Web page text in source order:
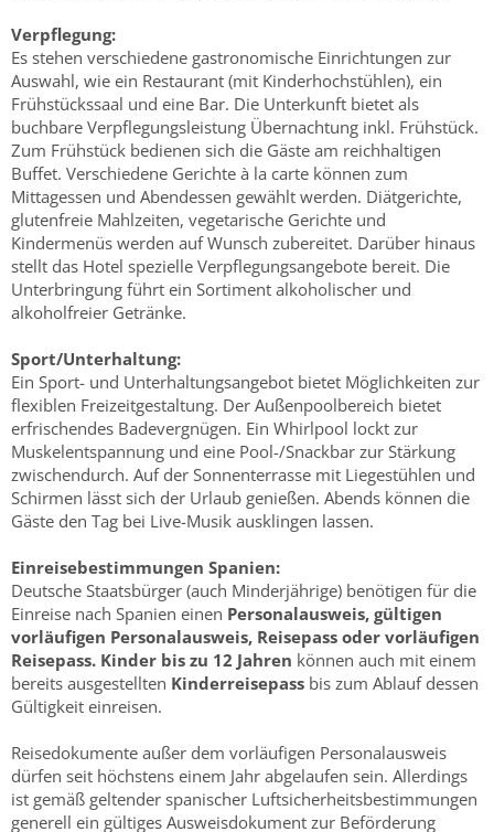
Verpflegung:
Es stehen verschiedene gastronomische Einrichtungen zur
Auswahl, wie ein Restaurant (mit Kinderhochstühlen), ein
Frühstückssaal und eine Bar. Die Unterkunft bietet als
buchbare Verpflegungsleistung Übernachtung inkl. Frühstück.
Zum Frühstück bedienen sich die Gäste am reichhaltigen
Buffet. Verschiedene Gerichte à la carte können zum
Mittagessen und Abendessen gewählt werden. Diätgerichte,
glutenfreie Mahlzeiten, vegetarische Gerichte und
Kindermenüs werden auf Wunsch zubereitet. Darüber hinaus
stellt das Hotel spezielle Verpflegungsangebote bereit. Die
Unterbringung führt ein Sortiment alkoholischer und
alkoholfreier Getränke.
Sport/Unterhaltung:
Ein Sport- und Unterhaltungsangebot bietet Möglichkeiten zur
flexiblen Freizeitgestaltung. Der Außenpoolbereich bietet
erfrischendes Badevergnügen. Ein Whirlpool lockt zur
Muskelentspannung und eine Pool-/Snackbar zur Stärkung
zwischendurch. Auf der Sonnenterrasse mit Liegestühlen und
Schirmen lässt sich der Urlaub genießen. Abends können die
Gäste den Tag bei Live-Musik ausklingen lassen.
Einreisebestimmungen Spanien:
Deutsche Staatsbürger (auch Minderjährige) benötigen für die
Einreise nach Spanien einen Personalausweis, gültigen
vorläufigen Personalausweis, Reisepass oder vorläufigen
Reisepass. Kinder bis zu 12 Jahren können auch mit einem
bereits ausgestellten Kinderreisepass bis zum Ablauf dessen
Gültigkeit einreisen.
Reisedokumente außer dem vorläufigen Personalausweis
dürfen seit höchstens einem Jahr abgelaufen sein. Allerdings
ist gemäß geltender spanischer Luftsicherheitsbestimmungen
generell ein gültiges Ausweisdokument zur Beförderung